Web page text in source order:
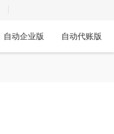
自动企业版 自动代账版